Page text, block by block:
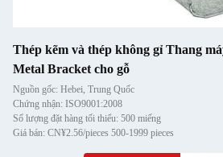
Thép kẽm và thép không gỉ Thang
Metal Bracket cho gỗ
Nguồn gốc: Hebei, Trung Quốc
Chứng nhận: ISO9001:2008
Số lượng đặt hàng tối thiểu: 500 miếng
Giá bán: CN¥2.56/pieces 500-1999 pieces